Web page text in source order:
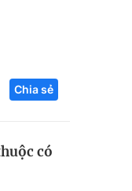
Chia sẻ
có